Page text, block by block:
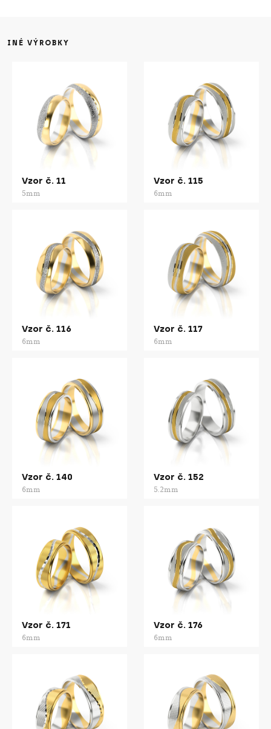
INÉ VÝROBKY
Vzor č. 11
5mm
Vzor č. 115
6mm
Vzor č. 116
6mm
Vzor č. 117
6mm
Vzor č. 140
6mm
Vzor č. 152
5.2mm
Vzor č. 171
6mm
Vzor č. 176
6mm